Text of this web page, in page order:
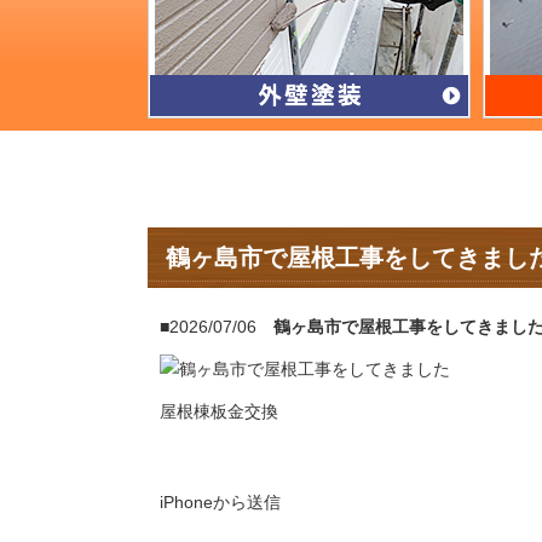
鶴ヶ島市で屋根工事をしてきまし
■2026/07/06 鶴ヶ島市で屋根工事をしてきまし
屋根棟板金交換
iPhoneから送信